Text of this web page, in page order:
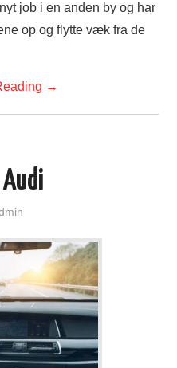
job i en anden by og har
op og flytte væk fra de
→